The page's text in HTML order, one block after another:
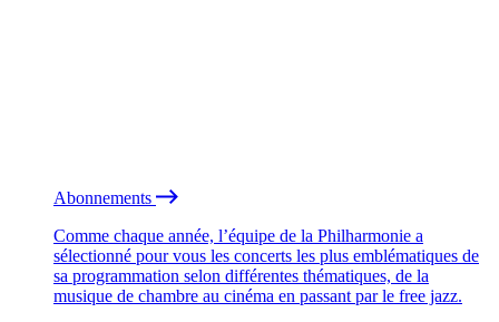
Abonnements
Comme chaque année, l’équipe de la Philharmonie a
sélectionné pour vous les concerts les plus emblématiques de
sa programmation selon différentes thématiques, de la
musique de chambre au cinéma en passant par le free jazz.